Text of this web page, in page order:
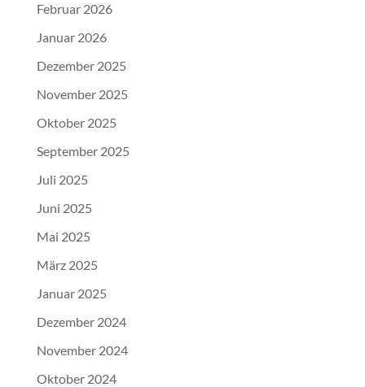
Februar 2026
Januar 2026
Dezember 2025
November 2025
Oktober 2025
September 2025
Juli 2025
Juni 2025
Mai 2025
März 2025
Januar 2025
Dezember 2024
November 2024
Oktober 2024